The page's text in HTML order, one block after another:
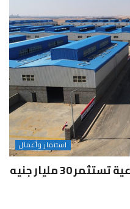
استثمار وأعمال
«أوراسكوم» للمناطق الصناعية تستثمر 30 مليار جنيه